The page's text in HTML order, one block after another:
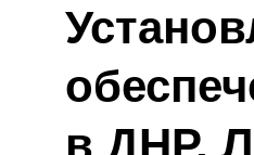
в ДНР,